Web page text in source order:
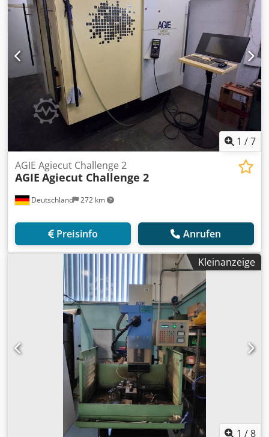
1 /7
Deutschland 272 km
AGIE Agiecut Challenge 2
AGIE Agiecut Challenge 2
Preisinfo Anrufen
Kleinanzeige
1 /8